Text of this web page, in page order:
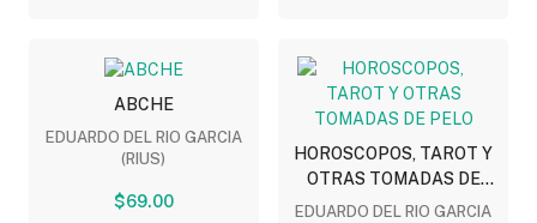
ABCHE
EDUARDO DEL RIO GARCIA
(RIUS)
$69.00
HOROSCOPOS, TAROT Y
OTRAS TOMADAS DE
PELO
EDUARDO DEL RIO GARCIA